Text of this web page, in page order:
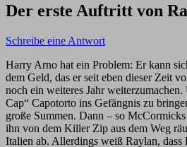
Der erste Auftritt von
Schreibe eine Antwort
Harry Arno hat ein Problem: Er kann
dem Geld, das er seit eben dieser Zeit
noch ein weiteres Jahr
Cap“ Capotorto ins Gefängnis zu
große Summen. Dann – so
ihn von dem Killer Zip aus dem Weg
Italien ab. Allerdings weiß Raylan,